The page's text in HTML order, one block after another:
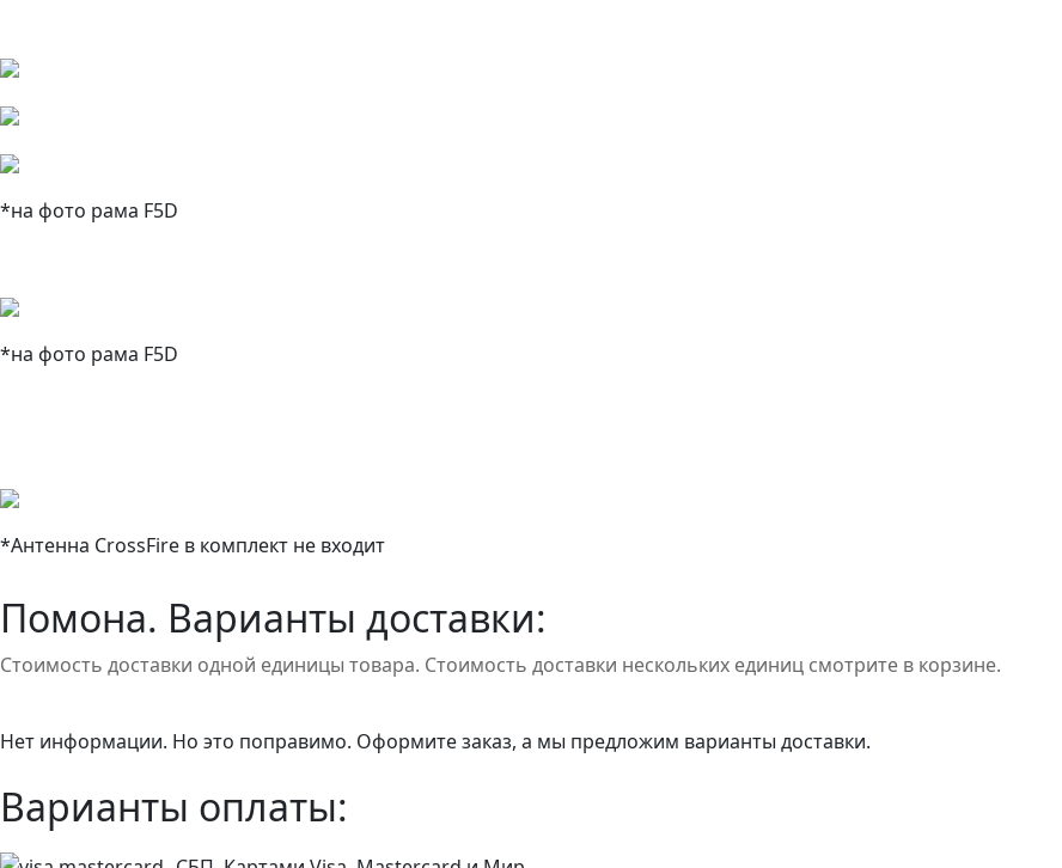
*на фото рама F5D
*на фото рама F5D
*Антенна CrossFire в комплект не входит
Помона. Варианты доставки:
Стоимость доставки одной единицы товара. Стоимость доставки нескольких единиц смотрите в корзине.
Нет информации. Но это поправимо. Оформите заказ, а мы предложим варианты доставки.
Варианты оплаты: